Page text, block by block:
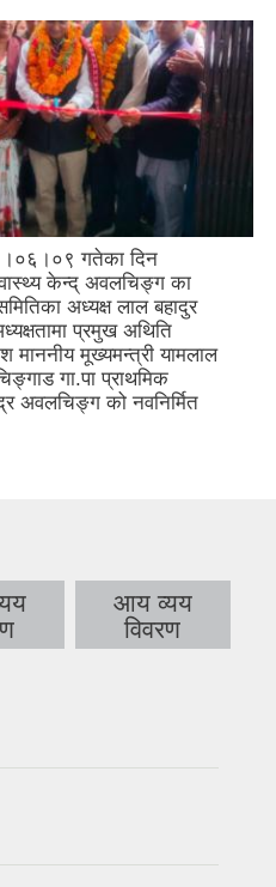
गतेका दिन
केन्द् अवलचिङ्ग का
अध्यक्ष लाल बहादुर
प्रमुख अथिति
माननीय मूख्यमन्त्री यामलाल
गा.पा प्राथमिक
अवलचिङ्ग को नवनिर्मित
आय व्यय
विवरण